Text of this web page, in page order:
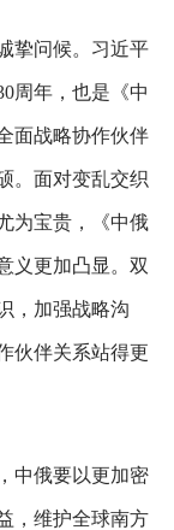
挚问候。习近平
周年，也是《中
面战略协作伙伴
。面对变乱交织
为宝贵，《中俄
义更加凸显。双
，加强战略沟
伙伴关系站得更
中俄要以更加密
，维护全球南方